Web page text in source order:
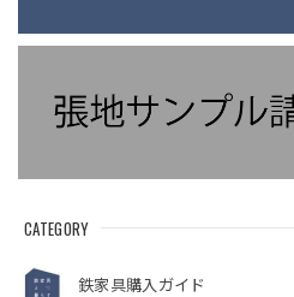
CATEGORY
鉄家具購入ガイド